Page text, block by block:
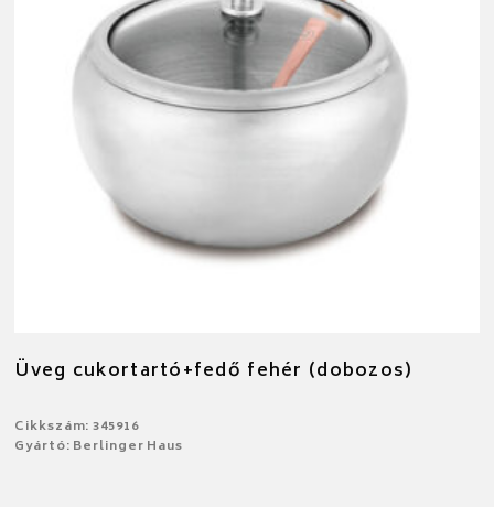
Üveg cukortartó+fedő fehér (dobozos)
Cikkszám: 345916
Gyártó: Berlinger Haus